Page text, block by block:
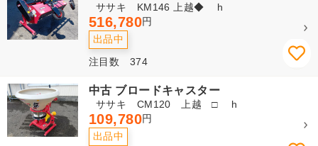
ササキ KM146 上越◆ h
516,780円
出品中
注目数 374
中古 ブロードキャスター
ササキ CM120 上越 □ h
109,780円
出品中